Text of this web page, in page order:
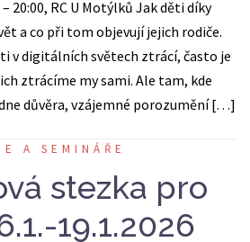
– 20:00, RC U Motýlků Jak děti díky
a co při tom objevují jejich rodiče.
v digitálních světech ztrácí, často je
ztrácíme my sami. Ale tam, kde
důvěra, vzájemné porozumění […]
A SEMINÁŘE
stezka pro
19.1.2026